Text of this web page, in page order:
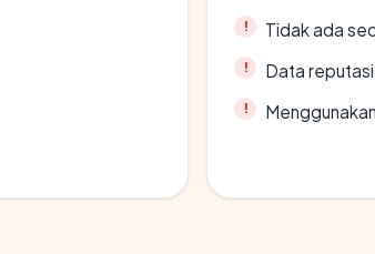
Tidak ada
Data